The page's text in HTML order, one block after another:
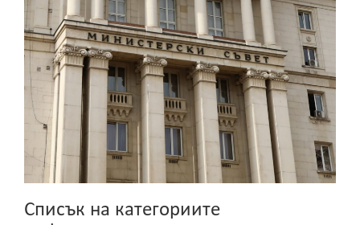
Списък на категориите